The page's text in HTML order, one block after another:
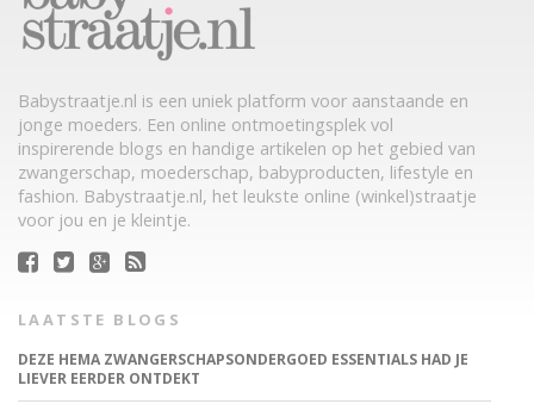
Babystraatje.nl is een uniek platform voor aanstaande en
jonge moeders. Een online ontmoetingsplek vol
inspirerende blogs en handige artikelen op het gebied van
zwangerschap, moederschap, babyproducten, lifestyle en
fashion. Babystraatje.nl, het leukste online (winkel)straatje
voor jou en je kleintje.
LAATSTE BLOGS
DEZE HEMA ZWANGERSCHAPSONDERGOED ESSENTIALS HAD JE
LIEVER EERDER ONTDEKT